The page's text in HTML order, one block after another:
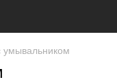
умывальником